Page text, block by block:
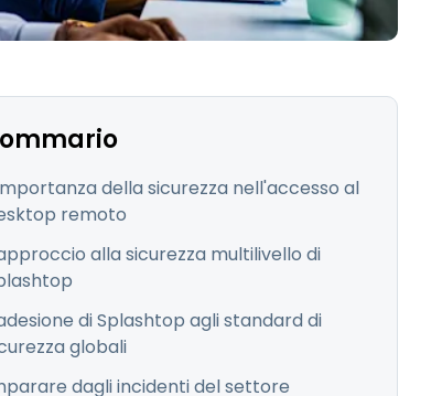
日本語
ภาษาไทย
Bahasa
della sicurezza nell'accesso al
remoto
alla sicurezza multilivello di
di Splashtop agli standard di
globali
dagli incidenti del settore